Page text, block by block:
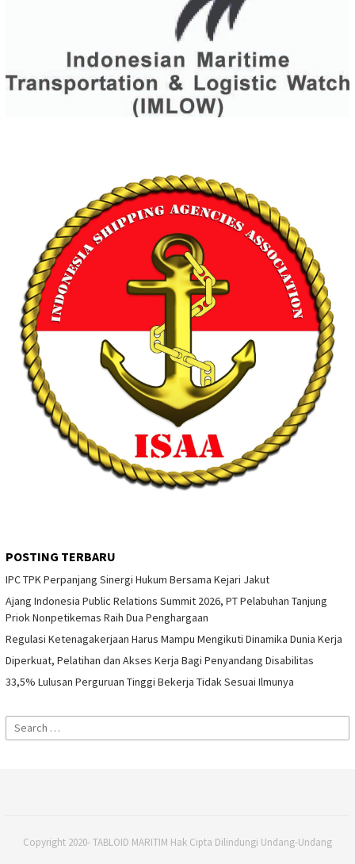
POSTING TERBARU
IPC TPK Perpanjang Sinergi Hukum Bersama Kejari Jakut
Ajang Indonesia Public Relations Summit 2026, PT Pelabuhan Tanjung
Priok Nonpetikemas Raih Dua Penghargaan
Regulasi Ketenagakerjaan Harus Mampu Mengikuti Dinamika Dunia Kerja
Diperkuat, Pelatihan dan Akses Kerja Bagi Penyandang Disabilitas
33,5% Lulusan Perguruan Tinggi Bekerja Tidak Sesuai Ilmunya
Search
for:
Copyright 2020- TABLOID MARITIM Hak Cipta Dilindungi Undang-Undang